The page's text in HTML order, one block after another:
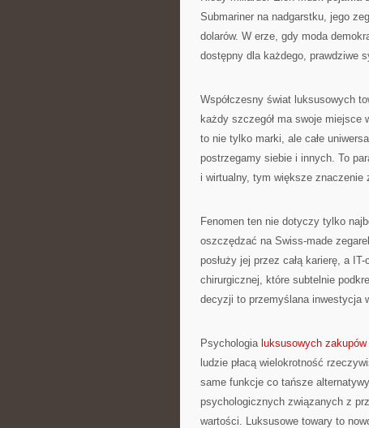
Submariner na nadgarstku, jego
dolarów. W erze, gdy moda
dostępny dla każdego, prawdziwe
Współczesny świat luksusowych
każdy szczegół ma swoje miejsce
to nie tylko marki, ale całe
postrzegamy siebie i innych. To
i wirtualny, tym większe
Fenomen ten nie dotyczy tylko
oszczędzać na Swiss-made
posłuży jej przez całą karierę, a
chirurgicznej, które subtelnie
decyzji to przemyślana inwestycja
Psychologia luksusowych zakupów
ludzie płacą wielokrotność
same funkcje co tańsze
psychologicznych związanych z
wartości. Luksusowe towary to